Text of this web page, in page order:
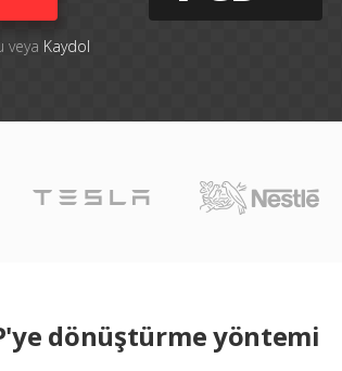
veya Kaydol
dönüştürme yöntemi